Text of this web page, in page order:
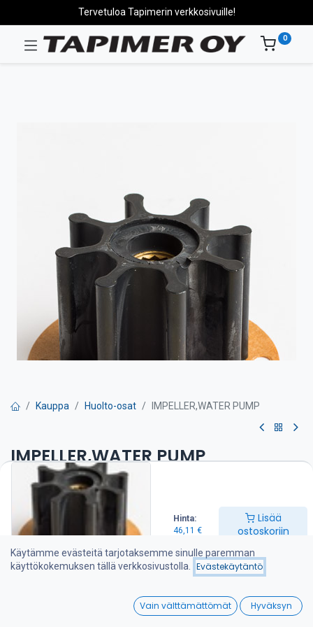
Hinta:
46,11 €
Lisää
ostoskoriin
Wishlist
Tervetuloa Tapimerin verkkosivuille!
0
Kauppa Huolto-osat IMPELLER,WATER PUMP
IMPELLER,WATER PUMP
Siipipyörä on suositeltava pitää varalla veneessä
46,11 €
Lisää ostoskoriin
Käytämme evästeitä tarjotaksemme sinulle paremman
käyttökokemuksen tällä verkkosivustolla.
Evästekäytäntö
Vain välttämättömät Hyväksyn